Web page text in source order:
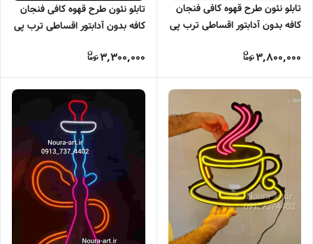
تابلو نئون طرح قهوه کافی فنجان
کافه بدون آدابتور اقساطی ترب پی
3,800,000
تابلو نئون طرح قهوه کافی فنجان
کافه بدون آدابتور اقساطی ترب پی
3,300,000